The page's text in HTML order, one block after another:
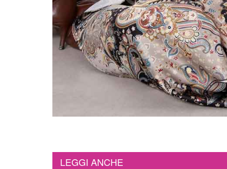
LEGGI ANCHE